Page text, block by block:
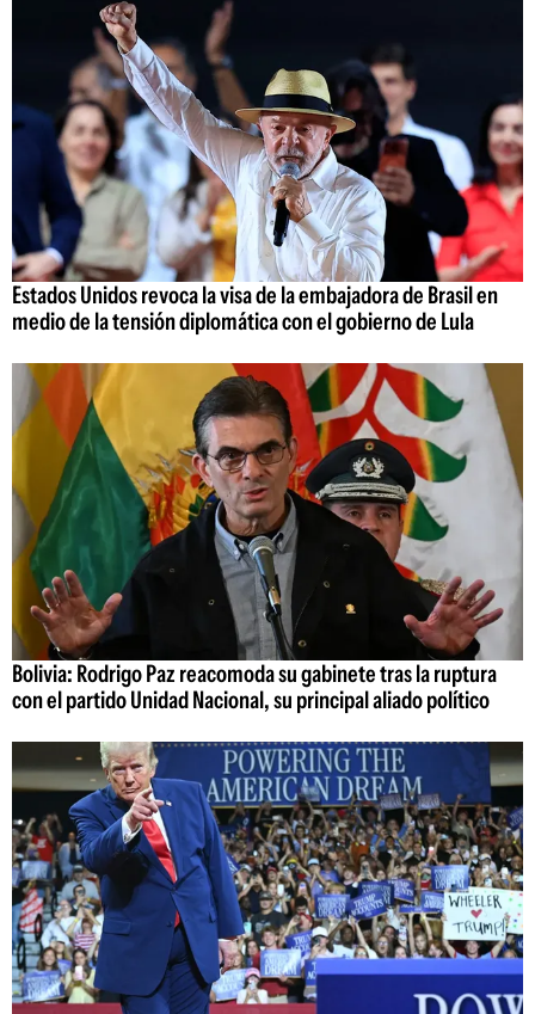
Estados Unidos revoca la visa de la embajadora de Brasil en
medio de la tensión diplomática con el gobierno de Lula
Bolivia: Rodrigo Paz reacomoda su gabinete tras la ruptura
con el partido Unidad Nacional, su principal aliado político